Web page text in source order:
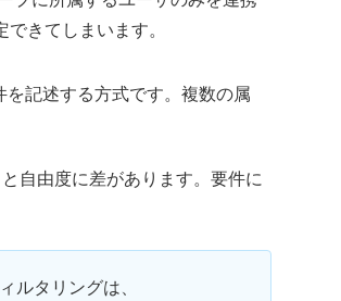
きてしまいます。
記述する方式です。複数の属
自由度に差があります。要件に
ルタリングは、